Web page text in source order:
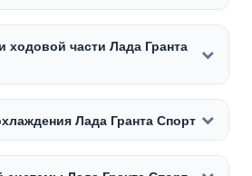
ходовой части Лада Гранта
Лада Гранта Спорт